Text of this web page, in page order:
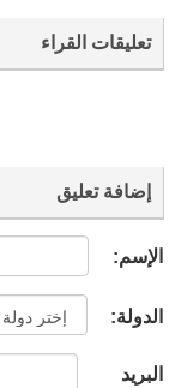
تعليقات القراء
إضافة تعليق
الإسم:
الدولة:
البريد